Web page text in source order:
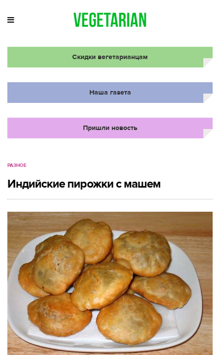
Скидки вегетарианцам
Наша газета
Пришли новость
РАЗНОЕ
Индийские пирожки с машем